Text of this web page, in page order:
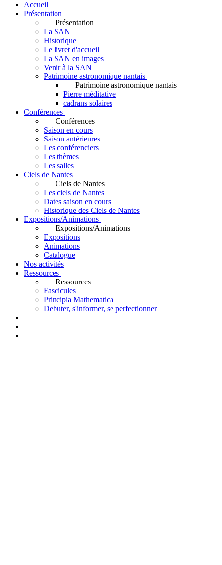
Accueil
Présentation
Présentation
La SAN
Historique
Le livret d'accueil
La SAN en images
Venir à la SAN
Patrimoine astronomique nantais
Patrimoine astronomique nantais
Pierre méditative
cadrans solaires
Conférences
Conférences
Saison en cours
Saison antérieures
Les conférenciers
Les thèmes
Les salles
Ciels de Nantes
Ciels de Nantes
Les ciels de Nantes
Dates saison en cours
Historique des Ciels de Nantes
Expositions/Animations
Expositions/Animations
Expositions
Animations
Catalogue
Nos activités
Ressources
Ressources
Fascicules
Principia Mathematica
Debuter, s'informer, se perfectionner